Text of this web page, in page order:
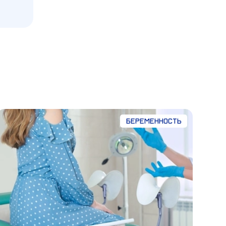
Беременность